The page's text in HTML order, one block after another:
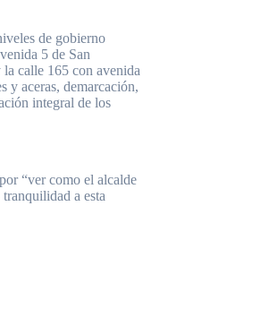
de gobierno
5 de San
calle 165 con avenida
y aceras, demarcación,
integral de los
“ver como el alcalde
a esta